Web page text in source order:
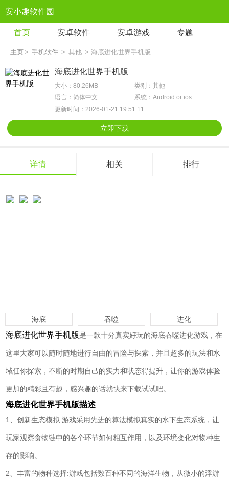
安小趣软件园
首页 安卓软件 安卓游戏 专题
主页> 手机软件 > 其他 > 海底进化世界手机版
海底进化世界手机版
大小：80.26MB
类别：其他
语言：简体中文
系统：Android or ios
更新时间：2026-01-21 19:51:11
立即下载
详情 相关 排行
海底 吞噬 进化
海底进化世界手机版是一款十分真实好玩的海底吞噬进化游戏，在
这里大家可以随时随地进行自由的冒险与探索，并且超多的玩法和水
域任你探索，不断的时期自己的实力和状态得提升，让你的游戏体验
更加的精彩且有趣，感兴趣的话就快来下载试试吧。
海底进化世界手机版描述
1、创新生态模拟:游戏采用先进的算法模拟真实的水下生态系统，让
玩家观察食物链中的各个环节如何相互作用，以及环境变化对物种生
存的影响。
2、丰富的物种选择:游戏包括数百种不同的海洋生物，从微小的浮游